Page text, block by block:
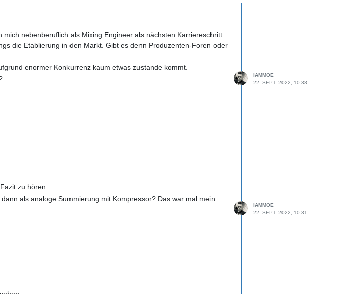
nebenberuflich als Mixing Engineer als nächsten Karriereschritt
die Etablierung in den Markt. Gibt es denn Produzenten-Foren oder
enormer Konkurrenz kaum etwas zustande kommt.
IAMMOE
22. SEPT. 2022, 10:38
zu hören.
als analoge Summierung mit Kompressor? Das war mal mein
IAMMOE
22. SEPT. 2022, 10:31